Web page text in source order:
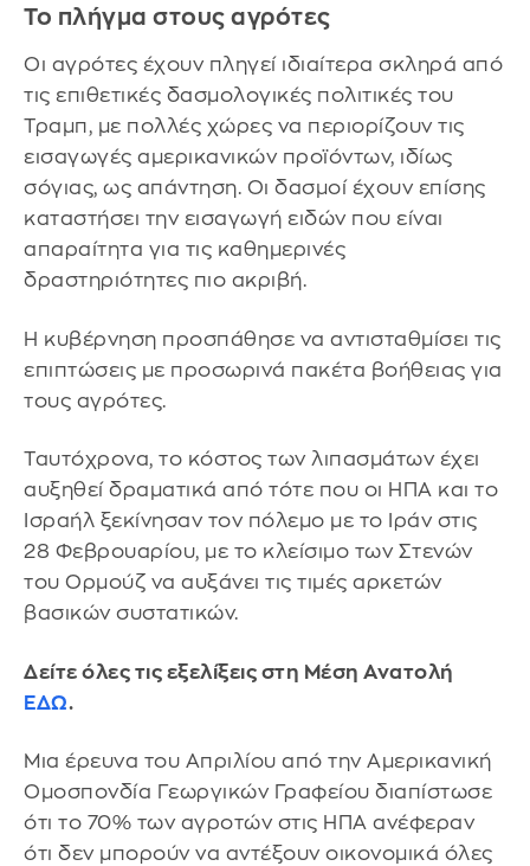
Το πλήγμα στους αγρότες
Οι αγρότες έχουν πληγεί ιδιαίτερα σκληρά από
τις επιθετικές δασμολογικές πολιτικές του
Τραμπ, με πολλές χώρες να περιορίζουν τις
εισαγωγές αμερικανικών προϊόντων, ιδίως
σόγιας, ως απάντηση. Οι δασμοί έχουν επίσης
καταστήσει την εισαγωγή ειδών που είναι
απαραίτητα για τις καθημερινές
δραστηριότητες πιο ακριβή.
Η κυβέρνηση προσπάθησε να αντισταθμίσει τις
επιπτώσεις με προσωρινά πακέτα βοήθειας για
τους αγρότες.
Ταυτόχρονα, το κόστος των λιπασμάτων έχει
αυξηθεί δραματικά από τότε που οι ΗΠΑ και το
Ισραήλ ξεκίνησαν τον πόλεμο με το Ιράν στις
28 Φεβρουαρίου, με το κλείσιμο των Στενών
του Ορμούζ να αυξάνει τις τιμές αρκετών
βασικών συστατικών.
Δείτε όλες τις εξελίξεις στη Μέση Ανατολή
ΕΔΩ.
Μια έρευνα του Απριλίου από την Αμερικανική
Ομοσπονδία Γεωργικών Γραφείου διαπίστωσε
ότι το 70% των αγροτών στις ΗΠΑ ανέφεραν
ότι δεν μπορούν να αντέξουν οικονομικά όλες